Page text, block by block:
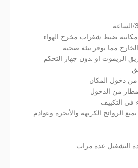
ضبط شفرات مخرج الهواء
مما يوفر بيئة صحية
الريموت او بدون جهاز التحكم
من دخول المكان
من الدخول
في التكييف
الروائح الكريهة والأبخرة وعوادم
التشغيل عدة مرات